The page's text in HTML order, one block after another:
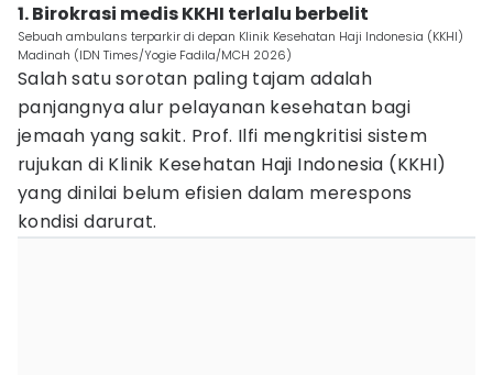
1. Birokrasi medis KKHI terlalu berbelit
Sebuah ambulans terparkir di depan Klinik Kesehatan Haji Indonesia (KKHI)
Madinah (IDN Times/Yogie Fadila/MCH 2026)
Salah satu sorotan paling tajam adalah
panjangnya alur pelayanan kesehatan bagi
jemaah yang sakit. Prof. Ilfi mengkritisi sistem
rujukan di Klinik Kesehatan Haji Indonesia (KKHI)
yang dinilai belum efisien dalam merespons
kondisi darurat.